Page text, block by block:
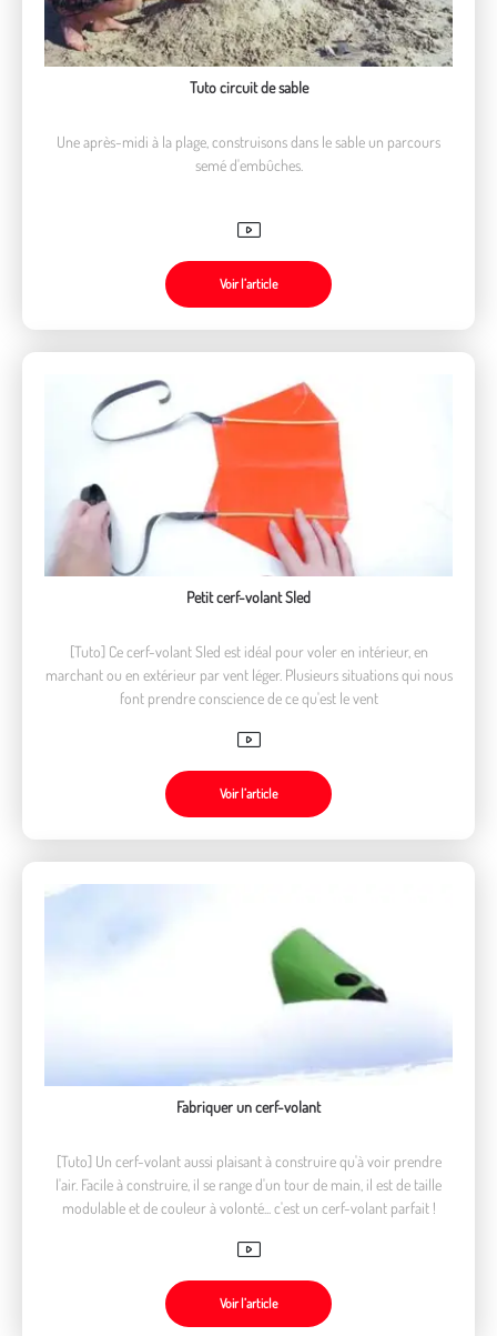
Tuto circuit de sable
Une après-midi à la plage, construisons dans le sable un parcours
semé d'embûches.
Voir l’article
Petit cerf-volant Sled
[Tuto] Ce cerf-volant Sled est idéal pour voler en intérieur, en
marchant ou en extérieur par vent léger. Plusieurs situations qui nous
font prendre conscience de ce qu'est le vent
Voir l’article
Fabriquer un cerf-volant
[Tuto] Un cerf-volant aussi plaisant à construire qu'à voir prendre
l'air. Facile à construire, il se range d'un tour de main, il est de taille
modulable et de couleur à volonté... c'est un cerf-volant parfait !
Voir l’article